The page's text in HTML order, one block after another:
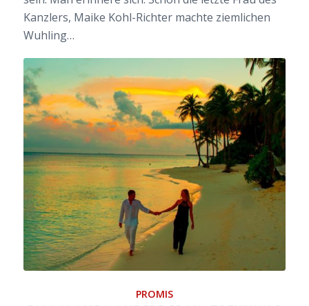
Kanzlers, Maike Kohl-Richter machte ziemlichen
Wuhling…
PROMIS